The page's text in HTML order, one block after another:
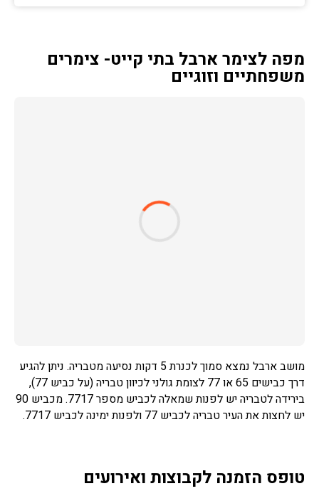
מפה לצימר ארבל בתי קייט- צימרים
משפחתיים וזוגיים
מושב ארבל נמצא סמוך לכנרת 5 דקות נסיעה מטבריה. ניתן להגיע
דרך כבישים 65 או 77 לצומת גולני לכיוון טבריה (על כביש 77),
בירידה לטבריה יש לפנות שמאלה לכביש מספר 7717. מכביש 90
יש לחצות את העיר טבריה לכביש 77 ולפנות ימינה לכביש 7717.
טופס הזמנה לקבוצות ואירועים